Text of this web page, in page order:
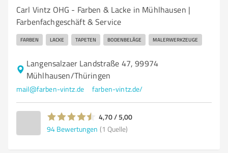
Carl Vintz OHG - Farben & Lacke in Mühlhausen |
Farbenfachgeschäft & Service
FARBEN LACKE TAPETEN BODENBELÄGE MALERWERKZEUGE
Langensalzaer Landstraße 47, 99974
Mühlhausen/Thüringen
mail@farben-vintz.de farben-vintz.de/
4,70 / 5,00
94 Bewertungen (1 Quelle)